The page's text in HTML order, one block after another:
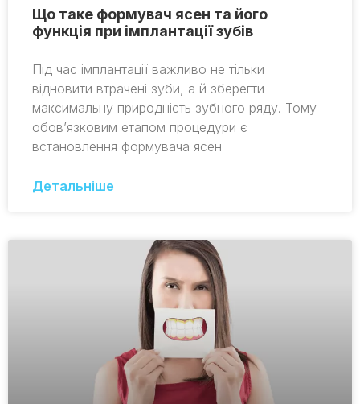
Що таке формувач ясен та його
функція при імплантації зубів
Під час імплантації важливо не тільки
відновити втрачені зуби, а й зберегти
максимальну природність зубного ряду. Тому
обов’язковим етапом процедури є
встановлення формувача ясен
Детальніше